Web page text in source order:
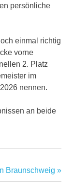
persönliche
einmal richtig
vorne
2. Platz
im
nennen.
an beide
Braunschweig